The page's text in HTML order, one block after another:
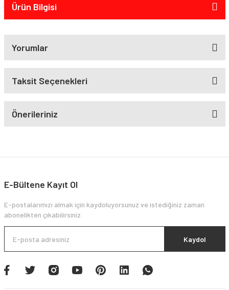
Ürün Bilgisi
Yorumlar
Taksit Seçenekleri
Önerileriniz
E-Bültene Kayıt Ol
E-postalarımızı almak için kaydoluyorsunuz ve istediğiniz zaman
abonelikten çıkabilirsiniz.
Kaydol